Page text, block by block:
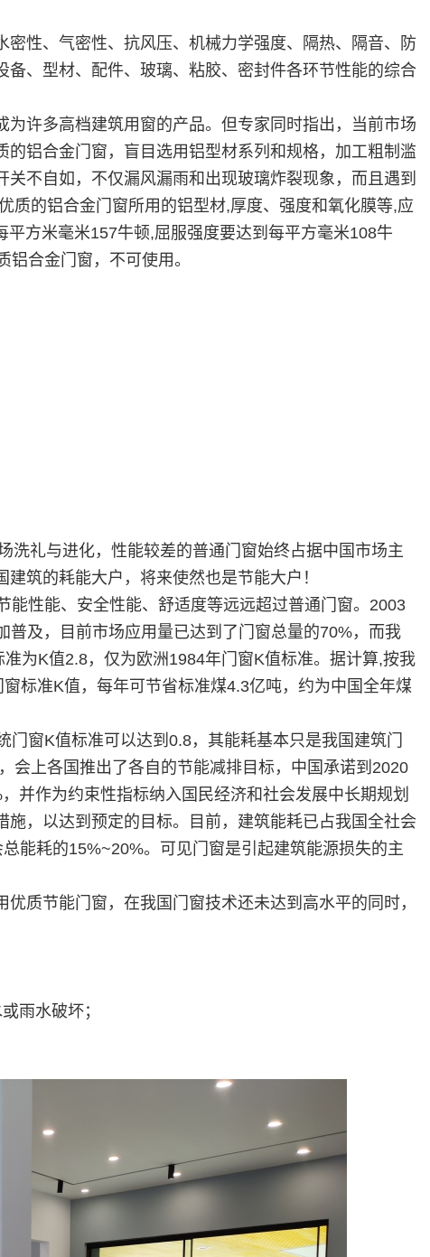
性、气密性、抗风压、机械力学强度、隔热、隔音、防
、型材、配件、玻璃、粘胶、密封件各环节性能的综合
许多高档建筑用窗的产品。但专家同时指出，当前市场
铝合金门窗，盲目选用铝型材系列和规格，加工粗制滥
不自如，不仅漏风漏雨和出现玻璃炸裂现象，而且遇到
质的铝合金门窗所用的铝型材,厚度、强度和氧化膜等,应
方米毫米157牛顿,屈服强度要达到每平方毫米108牛
合金门窗，不可使用。
洗礼与进化，性能较差的普通门窗始终占据中国市场主
筑的耗能大户，将来使然也是节能大户！
性能、安全性能、舒适度等远远超过普通门窗。2003
及，目前市场应用量已达到了门窗总量的70%，而我
为K值2.8，仅为欧洲1984年门窗K值标准。据计算,按我
标准K值，每年可节省标准煤4.3亿吨，约为中国全年煤
窗K值标准可以达到0.8，其能耗基本只是我国建筑门
会上各国推出了各自的节能减排目标，中国承诺到2020
并作为约束性指标纳入国民经济和社会发展中长期规划
，以达到预定的目标。目前，建筑能耗已占我国全社会
能耗的15%~20%。可见门窗是引起建筑能源损失的主
质节能门窗，在我国门窗技术还未达到高水平的同时，
雨水破坏；